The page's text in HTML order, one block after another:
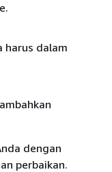
harus dalam
dengan
perbaikan.